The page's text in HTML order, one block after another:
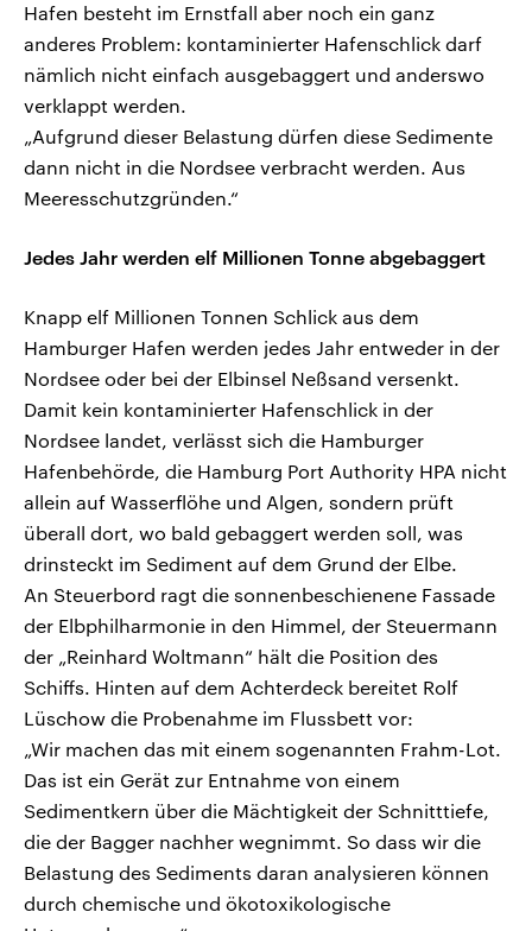
Hafen besteht im Ernstfall aber noch ein ganz
anderes Problem: kontaminierter Hafenschlick darf
nämlich nicht einfach ausgebaggert und anderswo
verklappt werden.
„Aufgrund dieser Belastung dürfen diese Sedimente
dann nicht in die Nordsee verbracht werden. Aus
Meeresschutzgründen.“
Jedes Jahr werden elf Millionen Tonne abgebaggert
Knapp elf Millionen Tonnen Schlick aus dem
Hamburger Hafen werden jedes Jahr entweder in der
Nordsee oder bei der Elbinsel Neßsand versenkt.
Damit kein kontaminierter Hafenschlick in der
Nordsee landet, verlässt sich die Hamburger
Hafenbehörde, die Hamburg Port Authority HPA nicht
allein auf Wasserflöhe und Algen, sondern prüft
überall dort, wo bald gebaggert werden soll, was
drinsteckt im Sediment auf dem Grund der Elbe.
An Steuerbord ragt die sonnenbeschienene Fassade
der Elbphilharmonie in den Himmel, der Steuermann
der „Reinhard Woltmann“ hält die Position des
Schiffs. Hinten auf dem Achterdeck bereitet Rolf
Lüschow die Probenahme im Flussbett vor:
„Wir machen das mit einem sogenannten Frahm-Lot.
Das ist ein Gerät zur Entnahme von einem
Sedimentkern über die Mächtigkeit der Schnitttiefe,
die der Bagger nachher wegnimmt. So dass wir die
Belastung des Sediments daran analysieren können
durch chemische und ökotoxikologische